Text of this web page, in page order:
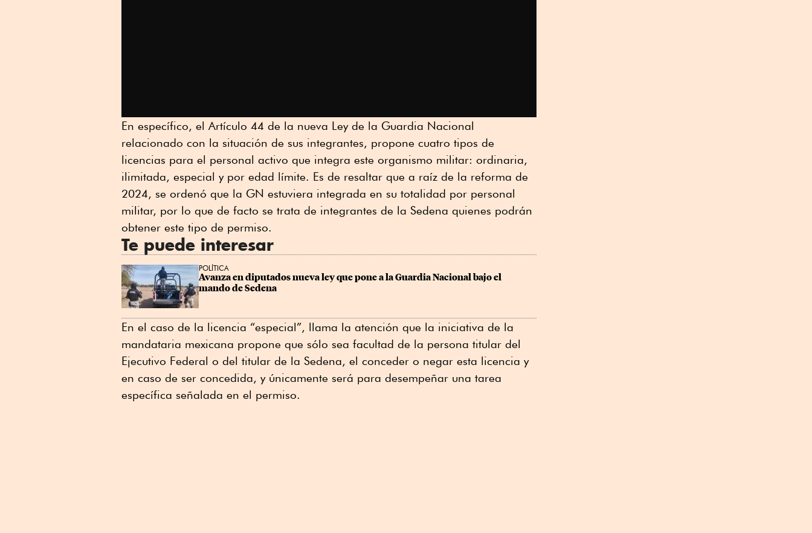
En específico, el Artículo 44 de la nueva Ley de la Guardia Nacional
relacionado con la situación de sus integrantes, propone cuatro tipos de
licencias para el personal activo que integra este organismo militar: ordinaria,
ilimitada, especial y por edad límite. Es de resaltar que a raíz de la reforma de
2024, se ordenó que la GN estuviera integrada en su totalidad por personal
militar, por lo que de facto se trata de integrantes de la Sedena quienes podrán
obtener este tipo de permiso.
Te puede interesar
POLÍTICA
Avanza en diputados nueva ley que pone a la Guardia Nacional bajo el
mando de Sedena
En el caso de la licencia “especial”, llama la atención que la iniciativa de la
mandataria mexicana propone que sólo sea facultad de la persona titular del
Ejecutivo Federal o del titular de la Sedena, el conceder o negar esta licencia y
en caso de ser concedida, y únicamente será para desempeñar una tarea
específica señalada en el permiso.